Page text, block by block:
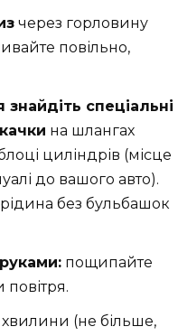
через горловину
повільно,
спеціальні
на шлангах
циліндрів (місце
до вашого авто).
без бульбашок
пощипайте
хвилини (не більше,